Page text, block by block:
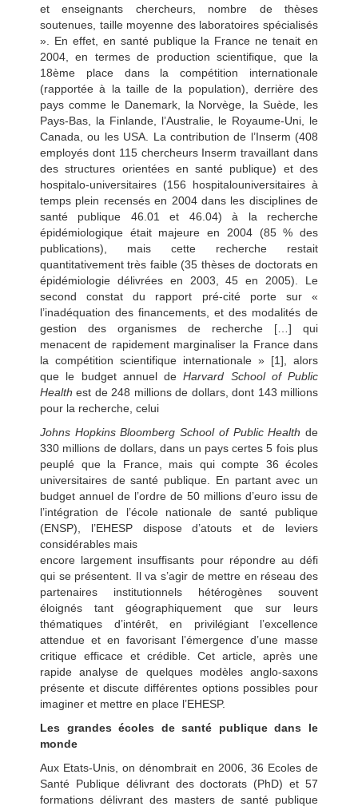
et enseignants chercheurs, nombre de thèses
soutenues, taille moyenne des laboratoires spécialisés
». En effet, en santé publique la France ne tenait en
2004, en termes de production scientifique, que la
18ème place dans la compétition internationale
(rapportée à la taille de la population), derrière des
pays comme le Danemark, la Norvège, la Suède, les
Pays-Bas, la Finlande, l’Australie, le Royaume-Uni, le
Canada, ou les USA. La contribution de l’Inserm (408
employés dont 115 chercheurs Inserm travaillant dans
des structures orientées en santé publique) et des
hospitalo-universitaires (156 hospitalouniversitaires à
temps plein recensés en 2004 dans les disciplines de
santé publique 46.01 et 46.04) à la recherche
épidémiologique était majeure en 2004 (85 % des
publications), mais cette recherche restait
quantitativement très faible (35 thèses de doctorats en
épidémiologie délivrées en 2003, 45 en 2005). Le
second constat du rapport pré-cité porte sur «
l’inadéquation des financements, et des modalités de
gestion des organismes de recherche […] qui
menacent de rapidement marginaliser la France dans
la compétition scientifique internationale » [1], alors
que le budget annuel deHarvard School of Public
Healthest de 248 millions de dollars, dont 143 millions
pour la recherche, celui
Johns Hopkins Bloomberg School of Public Health de
330 millions de dollars, dans un pays certes 5 fois plus
peuplé que la France, mais qui compte 36 écoles
universitaires de santé publique. En partant avec un
budget annuel de l’ordre de 50 millions d’euro issu de
l’intégration de l’école nationale de santé publique
(ENSP), l’EHESP dispose d’atouts et de leviers
considérables mais
encore largement insuffisants pour répondre au défi
qui se présentent. Il va s’agir de mettre en réseau des
partenaires institutionnels hétérogènes souvent
éloignés tant géographiquement que sur leurs
thématiques d’intérêt, en privilégiant l’excellence
attendue et en favorisant l’émergence d’une masse
critique efficace et crédible. Cet article, après une
rapide analyse de quelques modèles anglo-saxons
présente et discute différentes options possibles pour
imaginer et mettre en place l’EHESP.
Les grandes écoles de santé publique dans le
monde
Aux Etats-Unis, on dénombrait en 2006, 36 Ecoles de
Santé Publique délivrant des doctorats (PhD) et 57
formations délivrant des masters de santé publique